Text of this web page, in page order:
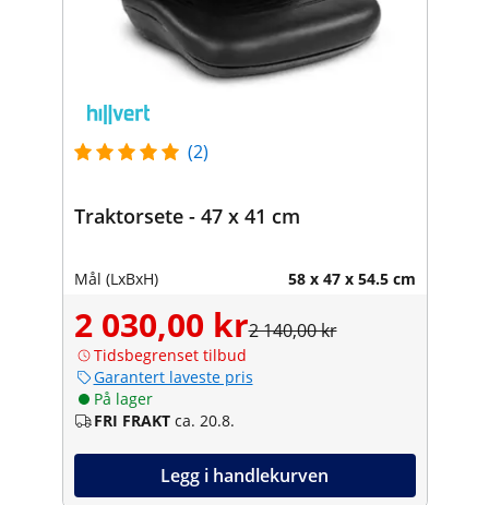
(2)
Traktorsete - 47 x 41 cm
Mål (LxBxH) 58 x 47 x 54.5 cm
2 030,00 kr2 140,00 kr
Tidsbegrenset tilbud
Garantert laveste pris
På lager
FRI FRAKT ca. 20.8.
Legg i handlekurven